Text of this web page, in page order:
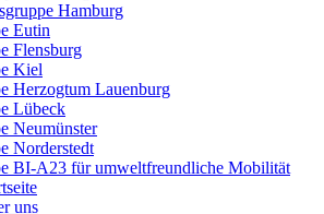
Hamburg
Eutin
Flensburg
Kiel
Herzogtum Lauenburg
Lübeck
Neumünster
Norderstedt
BI-A23 für umweltfreundliche Mobilität
uns